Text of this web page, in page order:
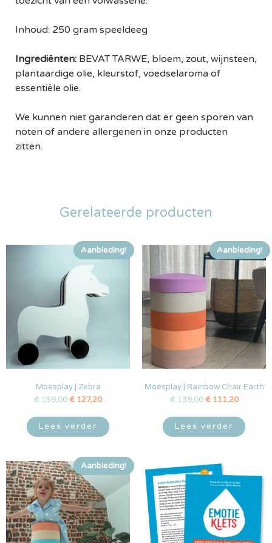
Inhoud: 250 gram speeldeeg
Ingrediënten: BEVAT TARWE, bloem, zout, wijnsteen,
plantaardige olie, kleurstof, voedselaroma of
essentiële olie.
We kunnen niet garanderen dat er geen sporen van
noten of andere allergenen in onze producten
zitten.
Gerelateerde producten
Aanbieding!
Moesplay | Zebra
€ 159,00€ 127,20
Lees verder
Aanbieding!
Moesplay | Rainbow Chair Earth
€ 139,00 €111,20
Lees verder
Aanbieding!